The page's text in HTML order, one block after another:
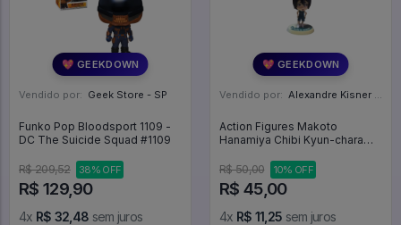
💖 GEEKDOWN
Vendido por: Geek Store - SP
Funko Pop Bloodsport 1109 -
DC The Suicide Squad #1109
R$ 209,52 38% OFF
R$ 129,90
4x R$ 32,48 sem juros
💖 GEEKDOWN
Vendido por: Alexandre Kisner - PR
Action Figures Makoto
Hanamiya Chibi Kyun-chara
- Yousen & Other Schools -
Kuroko No Basket
R$ 50,00 10% OFF
R$ 45,00
4x R$ 11,25 sem juros